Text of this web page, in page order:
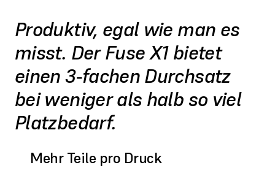
Produktiv, egal wie man es
misst. Der Fuse X1 bietet
einen 3‑fachen Durchsatz
bei weniger als halb so viel
Platzbedarf.
Mehr Teile pro Druck